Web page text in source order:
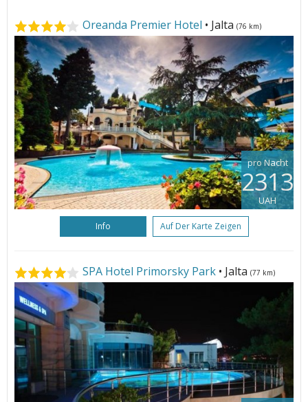
Oreanda Premier Hotel • Jalta (76 km)
pro Nacht
2313
UAH
Info Auf Der Karte Zeigen
SPA Hotel Primorsky Park • Jalta (77 km)